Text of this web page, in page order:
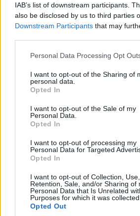
IAB’s list of downstream participants.
also be disclosed by us to third parties
Downstream Participants that may
Please note that this website/app uses
not limited to your visit or usage
grant or deny consent to Google and
use your data for below specified
consent section.
Personal Data Processing Opt
I want to opt-out of the Sharing of
personal data.
Opted In
I want to opt-out of the Sale of my
Personal Data.
Opted In
I want to opt-out of processing my
Personal Data for Targeted
Opted In
I want to opt-out of Collection, Use,
Retention, Sale, and/or Sharing of
Personal Data that Is Unrelated
Purposes for which it was collected.
Opted Out
Vietnamnak
India korábban már adott kisebb
szigeteknek és Mauritiusnak, illetve
ajándékoztak.
Külföld
2023. június 20. 19:12